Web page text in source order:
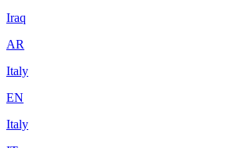
Iraq
AR
Italy
EN
Italy